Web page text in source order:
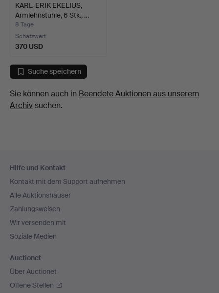
KARL-ERIK EKELIUS,
Armlehnstühle, 6 Stk., …
8 Tage
Schätzwert
370 USD
Suche speichern
Sie können auch in Beendete Auktionen aus unserem
Archivsuchen.
Navigation
Hilfe und Kontakt
Kontakt mit dem Support aufnehmen
Alle Auktionshäuser
Zahlungsweisen
Wir versenden mit
Soziale Medien
Auctionet
Über Auctionet
Offene Stellen